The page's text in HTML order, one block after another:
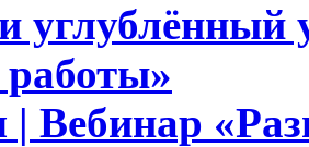
углублённый
| Вебинар